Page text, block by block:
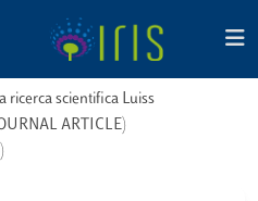
ricerca scientifica Luiss
ARTICLE)